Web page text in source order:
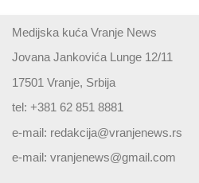
Medijska kuća Vranje News
Jovana Jankovića Lunge 12/11
17501 Vranje, Srbija
tel: +381 62 851 8881
e-mail: redakcija@vranjenews.rs
e-mail: vranjenews@gmail.com